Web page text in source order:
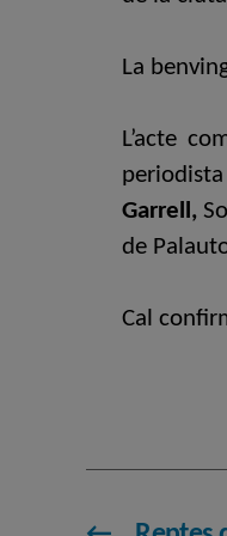
La
L’acte
Garrell,
de
Cal